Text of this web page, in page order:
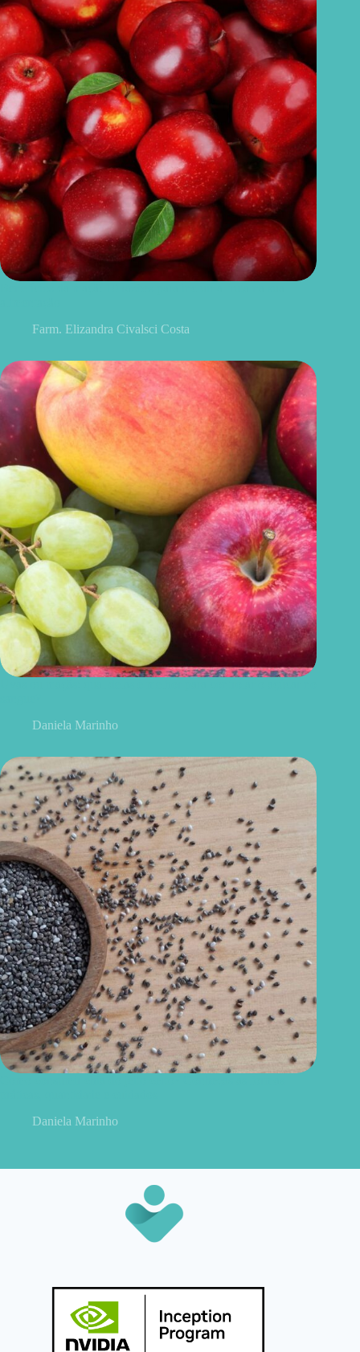
Farm. Elizandra Civalsci Costa
Daniela Marinho
Daniela Marinho